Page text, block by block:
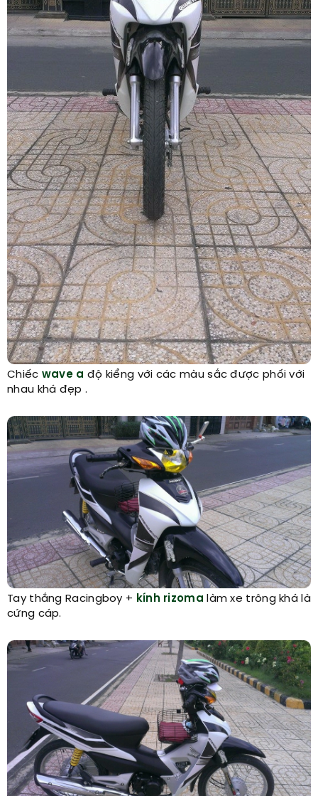
Chiếc wave a độ kiểng với các màu sắc được phối với
nhau khá đẹp .
Tay thắng Racingboy + kính rizoma làm xe trông khá là
cứng cáp.